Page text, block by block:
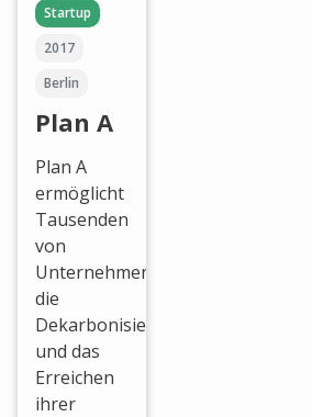
Startup
2017
Berlin
Plan A
Plan A
ermöglicht
Tausenden
von
Unternehmen
die
Dekarbonisierung
und das
Erreichen
ihrer